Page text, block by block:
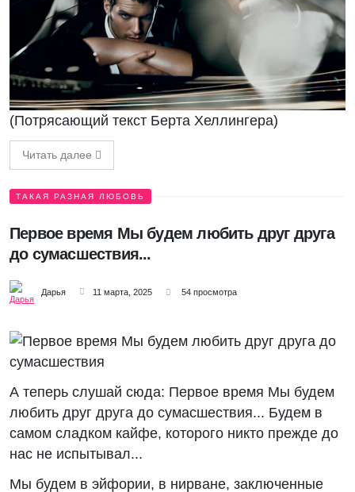
(Потрясающий текст Берта Хеллингера)
Читать далее
ТАКАЯ РАЗНАЯ ЛЮБОВЬ
Первое время Мы будем любить друг друга
до сумасшествия...
Дарья 11 марта, 2025 54 просмотра
А теперь слушай сюда: Первое время Мы будем
любить друг друга до сумасшествия... Будем в
самом сладком кайфе, которого никто прежде до
нас не испытывал...
Мы будем в эйфории, в нирване, заключенные